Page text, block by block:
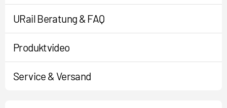
URail Beratung & FAQ
Produktvideo
Service & Versand